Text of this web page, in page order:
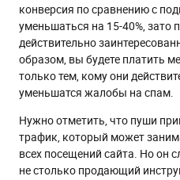
конверсия по сравнению с
уменьшаться на 15-40%, зато
действительно
образом, вы будете платить
только тем, кому они
уменьшатся жалобы на спам.
Нужно отметить, что пуши
трафик, который может
всех посещений сайта. Но он
не столько продающий